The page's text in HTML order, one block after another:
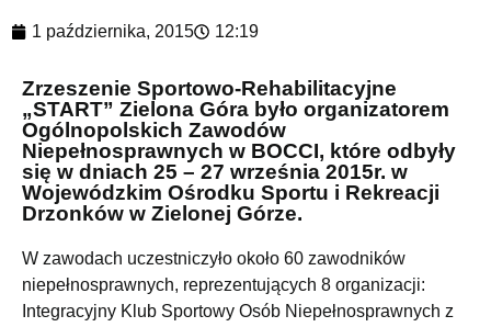
1 października, 2015 12:19
Zrzeszenie Sportowo-Rehabilitacyjne
„START” Zielona Góra było organizatorem
Ogólnopolskich Zawodów
Niepełnosprawnych w BOCCI, które odbyły
się w dniach 25 – 27 września 2015r. w
Wojewódzkim Ośrodku Sportu i Rekreacji
Drzonków w Zielonej Górze.
W zawodach uczestniczyło około 60 zawodników
niepełnosprawnych, reprezentujących 8 organizacji:
Integracyjny Klub Sportowy Osób Niepełnosprawnych z